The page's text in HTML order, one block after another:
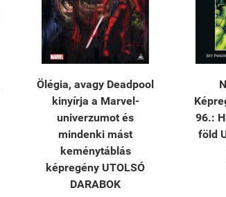
Ölégia, avagy Deadpool
kinyírja a Marvel-
univerzumot és
mindenki mást
keménytáblás
képregény UTOLSÓ
DARABOK
96.:
föld